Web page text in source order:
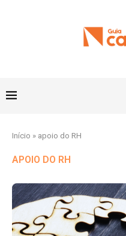
Início » apoio do RH
APOIO DO RH